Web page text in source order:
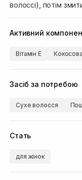
волоссі), потім
Активний
Вітамін Е
Засіб за потребою
Сухе волосся
Стать
для жінок